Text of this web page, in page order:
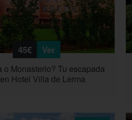
45€ Ver
o Monasterio? Tu escapada
Hotel Villa de Lerma